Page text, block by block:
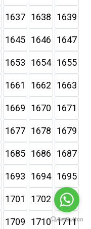
1637 1638 1639
1645 1646 1647
1653 1654 1655
1661 1662 1663
1669 1670 1671
1677 1678 1679
1685 1686 1687
1693 1694 1695
1701 1702 1703
1709 1710 1711